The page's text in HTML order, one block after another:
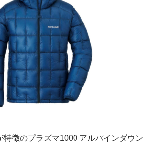
特徴のプラズマ1000 アルパインダウン